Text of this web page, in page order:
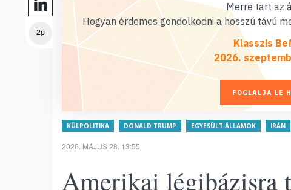
2p
Merre tart az
Hogyan érdemes gondolkodni a hosszú távú
Klasszis
2026.
FOGLALJA LE
KÜLPOLITIKA DONALD TRUMP EGYESÜLT ÁLLAMOK IRÁN
2026. MÁJUS 28. 13:55
Amerikai légibázisra